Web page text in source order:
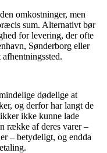
omkostninger, men
sum. Alternativt bør
for levering, der ofte
Sønderborg eller
dødelige at
og derfor har langt de
ikke kunne lade
række af deres varer –
– betydeligt, og endda